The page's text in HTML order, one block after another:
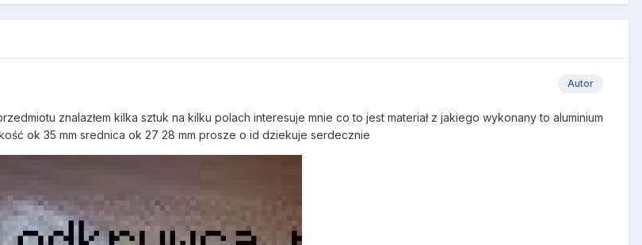
Autor
znalazłem kilka sztuk na kilku polach interesuje mnie co to jest materiał z jakiego wykonany to aluminium
ok 35 mm srednica ok 27 28 mm prosze o id dziekuje serdecznie